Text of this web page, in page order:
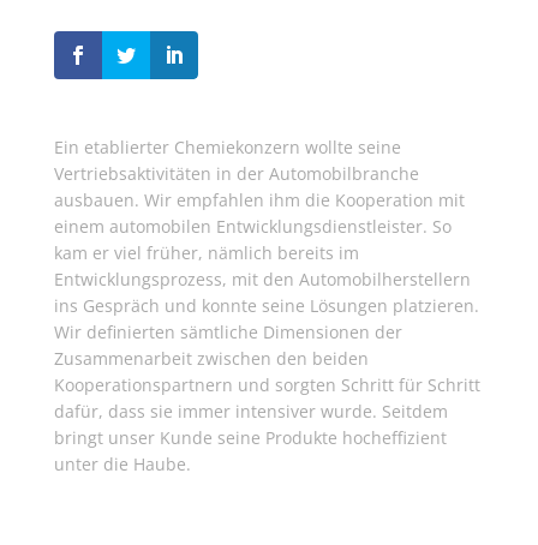
Ein etablierter Chemiekonzern wollte seine
Vertriebsaktivitäten in der Automobilbranche
ausbauen. Wir empfahlen ihm die Kooperation mit
einem automobilen Entwicklungsdienstleister. So
kam er viel früher, nämlich bereits im
Entwicklungsprozess, mit den Automobilherstellern
ins Gespräch und konnte seine Lösungen platzieren.
Wir definierten sämtliche Dimensionen der
Zusammenarbeit zwischen den beiden
Kooperationspartnern und sorgten Schritt für Schritt
dafür, dass sie immer intensiver wurde. Seitdem
bringt unser Kunde seine Produkte hocheffizient
unter die Haube.